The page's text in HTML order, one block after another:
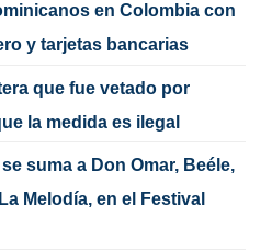
en Colombia con
y tarjetas bancarias
que fue vetado por
la medida es ilegal
suma a Don Omar, Beéle,
Melodía, en el Festival